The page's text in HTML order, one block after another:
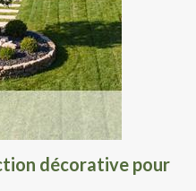
décorative pour